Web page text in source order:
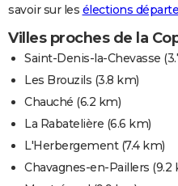
savoir sur les élections
Villes proches de la
Saint-Denis-la-Chevasse
Les Brouzils (3.8 km)
Chauché (6.2 km)
La Rabatelière (6.6 km)
L'Herbergement(7.4 km)
Chavagnes-en-Paillers (9.2